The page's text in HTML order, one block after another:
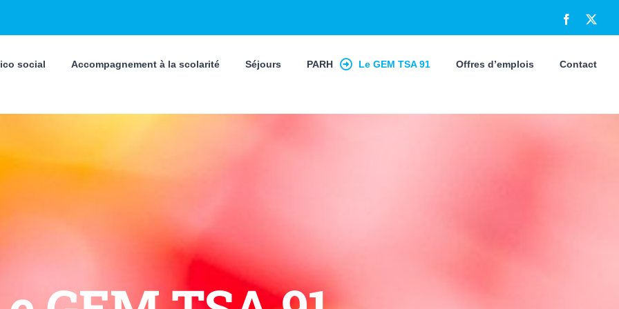
Facebook
social Accompagnement à la scolarité Séjours PARH Le GEM TSA 91 Offres d’emplois Contact